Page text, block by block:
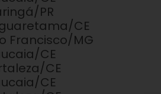
PR
CE
Francisco/MG
CE
CE
CE